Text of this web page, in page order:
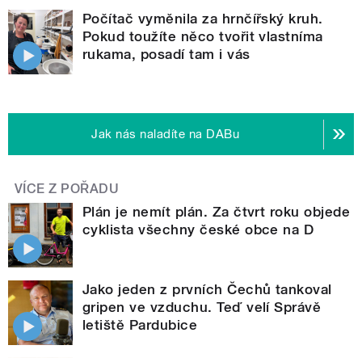
Počítač vyměnila za hrnčířský kruh.
Pokud toužíte něco tvořit vlastníma
rukama, posadí tam i vás
Jak nás naladíte na DABu
VÍCE Z POŘADU
Plán je nemít plán. Za čtvrt roku objede
cyklista všechny české obce na D
Jako jeden z prvních Čechů tankoval
gripen ve vzduchu. Teď velí Správě
letiště Pardubice